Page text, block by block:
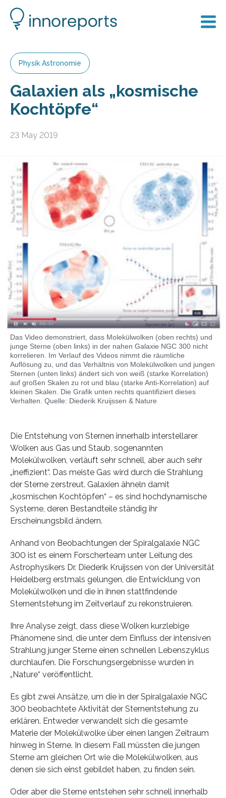
Physik Astronomie
Galaxien als „kosmische
Kochtöpfe“
23 May 2019
Das Video demonstriert, dass Molekülwolken (oben rechts) und
junge Sterne (oben links) in der nahen Galaxie NGC 300 nicht
korrelieren. Im Verlauf des Videos nimmt die räumliche
Auflösung zu, und das Verhältnis von Molekülwolken und jungen
Sternen (unten links) ändert sich von weiß (starke Korrelation)
auf großen Skalen zu rot und blau (starke Anti-Korrelation) auf
kleinen Skalen. Die Grafik unten rechts quantifiziert dieses
Verhalten. Quelle: Diederik Kruijssen & Nature
Die Entstehung von Sternen innerhalb interstellarer
Wolken aus Gas und Staub, sogenannten
Molekülwolken, verläuft sehr schnell, aber auch sehr
„ineffizient“. Das meiste Gas wird durch die Strahlung
der Sterne zerstreut. Galaxien ähneln damit
„kosmischen Kochtöpfen“ – es sind hochdynamische
Systeme, deren Bestandteile ständig ihr
Erscheinungsbild ändern.
Anhand von Beobachtungen der Spiralgalaxie NGC
300 ist es einem Forscherteam unter Leitung des
Astrophysikers Dr. Diederik Kruijssen von der Universität
Heidelberg erstmals gelungen, die Entwicklung von
Molekülwolken und die in ihnen stattfindende
Sternentstehung im Zeitverlauf zu rekonstruieren.
Ihre Analyse zeigt, dass diese Wolken kurzlebige
Phänomene sind, die unter dem Einfluss der intensiven
Strahlung junger Sterne einen schnellen Lebenszyklus
durchlaufen. Die Forschungsergebnisse wurden in
„Nature“ veröffentlicht.
Es gibt zwei Ansätze, um die in der Spiralgalaxie NGC
300 beobachtete Aktivität der Sternentstehung zu
erklären. Entweder verwandelt sich die gesamte
Materie der Molekülwolke über einen langen Zeitraum
hinweg in Sterne. In diesem Fall müssten die jungen
Sterne am gleichen Ort wie die Molekülwolken, aus
denen sie sich einst gebildet haben, zu finden sein.
Oder aber die Sterne entstehen sehr schnell innerhalb